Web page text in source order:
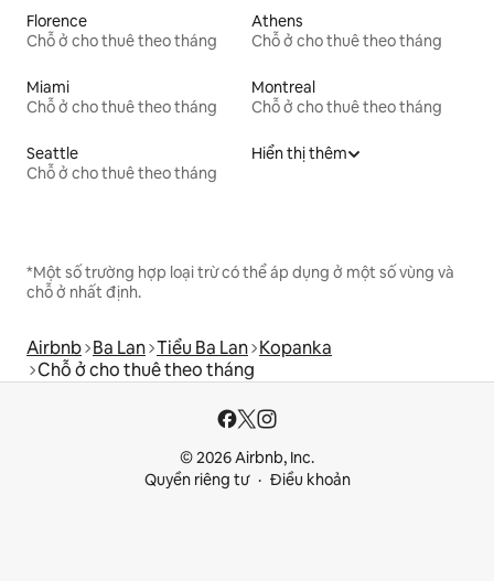
Florence
Chỗ ở cho thuê theo tháng
Athens
Chỗ ở cho thuê theo tháng
Miami
Chỗ ở cho thuê theo tháng
Montreal
Chỗ ở cho thuê theo tháng
Seattle
Chỗ ở cho thuê theo tháng
Hiển thị thêm
*Một số trường hợp loại trừ có thể áp dụng ở một số vùng và
chỗ ở nhất định.
Airbnb Ba Lan Tiểu Ba Lan Kopanka
Chỗ ở cho thuê theo tháng
© 2026 Airbnb, Inc.
Quyền riêng tư
Điều khoản